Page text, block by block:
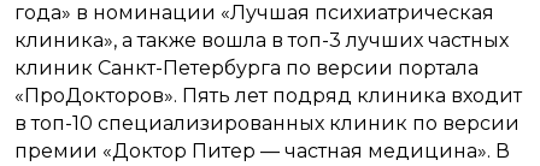
года» в номинации «Лучшая психиатрическая
клиника», а также вошла в топ-3 лучших частных
клиник Санкт-Петербурга по версии портала
«ПроДокторов». Пять лет подряд клиника входит
в топ-10 специализированных клиник по версии
премии «Доктор Питер — частная медицина». В